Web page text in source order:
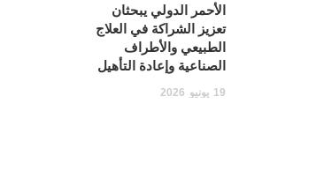
الأحمر الدولي يبحثان
تعزيز الشراكة في العلاج
الطبيعي والأطراف
الصناعية وإعادة التأهيل
19 يونيو 2026